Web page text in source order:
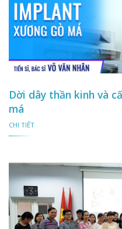
Dời dây thần kinh và
má
CHI TIẾT